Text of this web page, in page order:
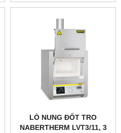
LÒ NUNG ĐỐT TRO
NABERTHERM LVT3/11, 3